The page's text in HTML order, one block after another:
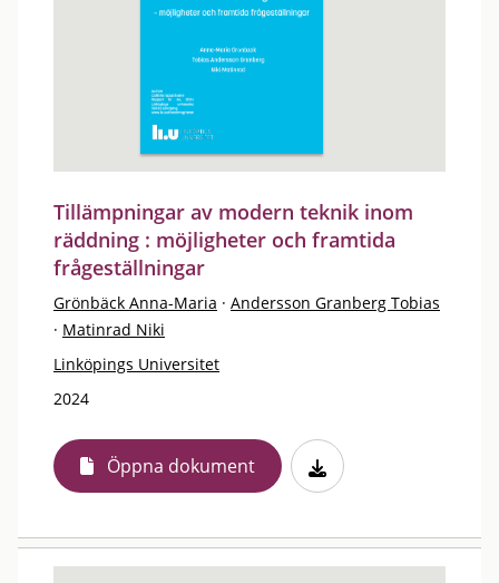
Tillämpningar av modern teknik inom
räddning : möjligheter och framtida
frågeställningar
Grönbäck Anna-Maria · Andersson Granberg Tobias
· Matinrad Niki
Linköpings Universitet
2024
Öppna dokument